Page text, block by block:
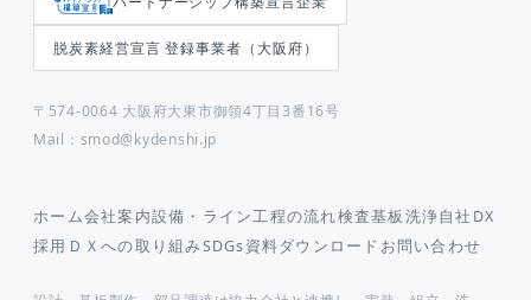
脱炭素経営宣言 登録事業者（大阪府）
〒574-0064 大阪府大東市御領4丁目3番16号
Mail：smod@kydenshi.jp
ホーム会社案内設備・ライン工程の流れ検査基板洗浄自社DX
採用 ＤＸへの取り組みSDGs資料ダウンロード お問い合わせ